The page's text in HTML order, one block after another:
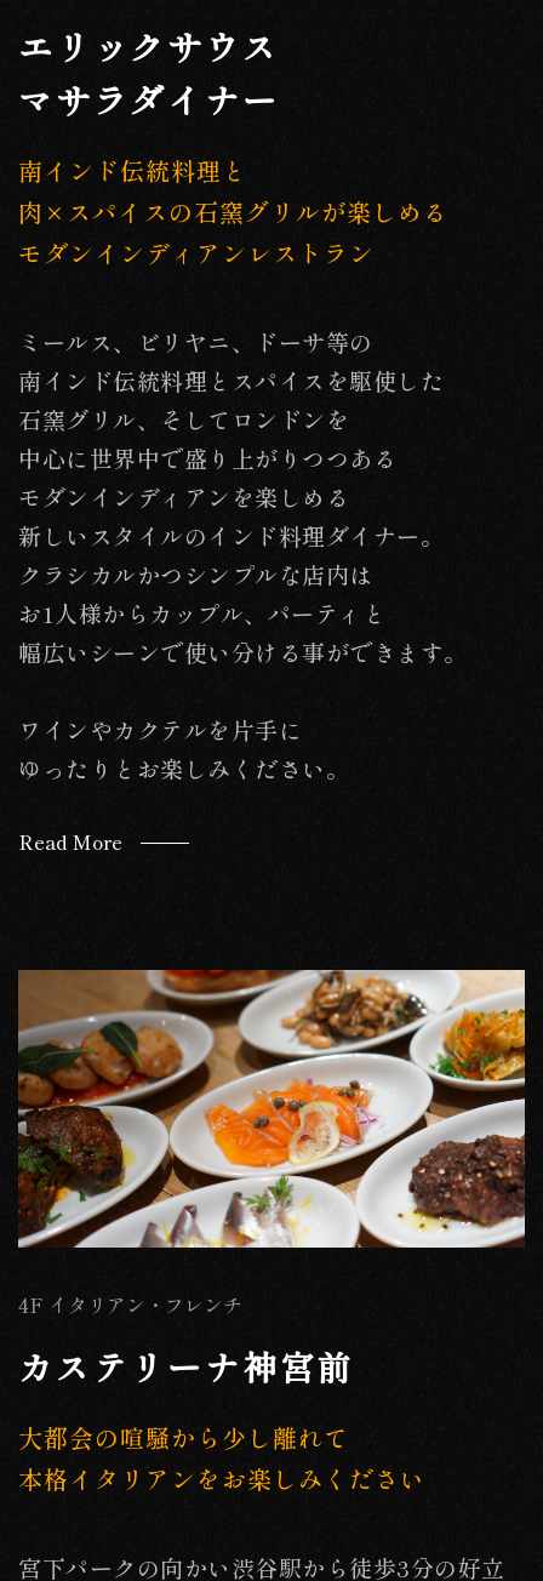
エリックサウス
マサラダイナー
南インド伝統料理と
肉×スパイスの石窯グリルが楽しめる
モダンインディアンレストラン
ミールス、ビリヤニ、ドーサ等の
南インド伝統料理とスパイスを駆使した
石窯グリル、そしてロンドンを
中心に世界中で盛り上がりつつある
モダンインディアンを楽しめる
新しいスタイルのインド料理ダイナー。
クラシカルかつシンプルな店内は
お1人様からカップル、パーティと
幅広いシーンで使い分ける事ができます。
ワインやカクテルを片手に
ゆったりとお楽しみください。
Read More
4F イタリアン・フレンチ
カステリーナ神宮前
大都会の喧騒から少し離れて
本格イタリアンをお楽しみください
宮下パークの向かい渋谷駅から徒歩3分の好立